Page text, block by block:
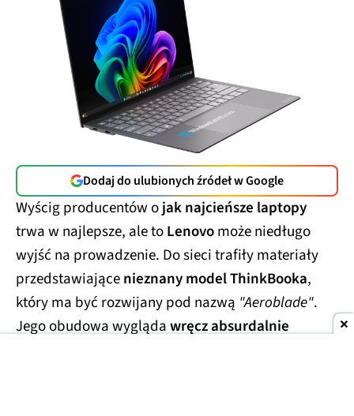
Dodaj do ulubionych źródeł w Google
Wyścig producentów ojak najcieńsze laptopy
trwa w najlepsze, ale toLenovomoże niedługo
wyjść na prowadzenie. Do sieci trafiły materiały
przedstawiającenieznany model ThinkBooka,
który ma być rozwijany pod nazwą "Aeroblade".
Jego obudowa wyglądawręcz absurdalnie